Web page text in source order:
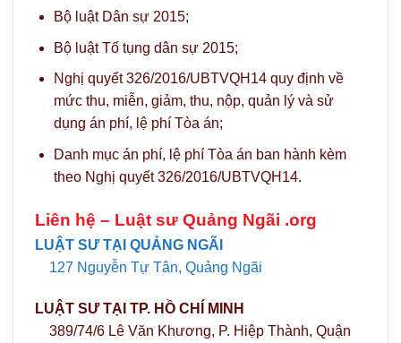
Bộ luật Dân sự 2015;
Bộ luật Tố tụng dân sự 2015;
Nghị quyết 326/2016/UBTVQH14 quy định về
mức thu, miễn, giảm, thu, nộp, quản lý và sử
dụng án phí, lệ phí Tòa án;
Danh mục án phí, lệ phí Tòa án ban hành kèm
theo Nghị quyết 326/2016/UBTVQH14.
Liên hệ – Luật sư Quảng Ngãi .org
LUẬT SƯ TẠI QUẢNG NGÃI
127 Nguyễn Tự Tân, Quảng Ngãi
LUẬT SƯ TẠI TP. HỒ CHÍ MINH
389/74/6 Lê Văn Khương, P. Hiệp Thành, Quận